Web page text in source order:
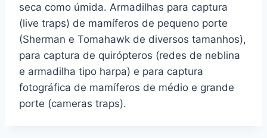
seca como úmida. Armadilhas para captura
(live traps) de mamíferos de pequeno porte
(Sherman e Tomahawk de diversos tamanhos),
para captura de quirópteros (redes de neblina
e armadilha tipo harpa) e para captura
fotográfica de mamíferos de médio e grande
porte (cameras traps).